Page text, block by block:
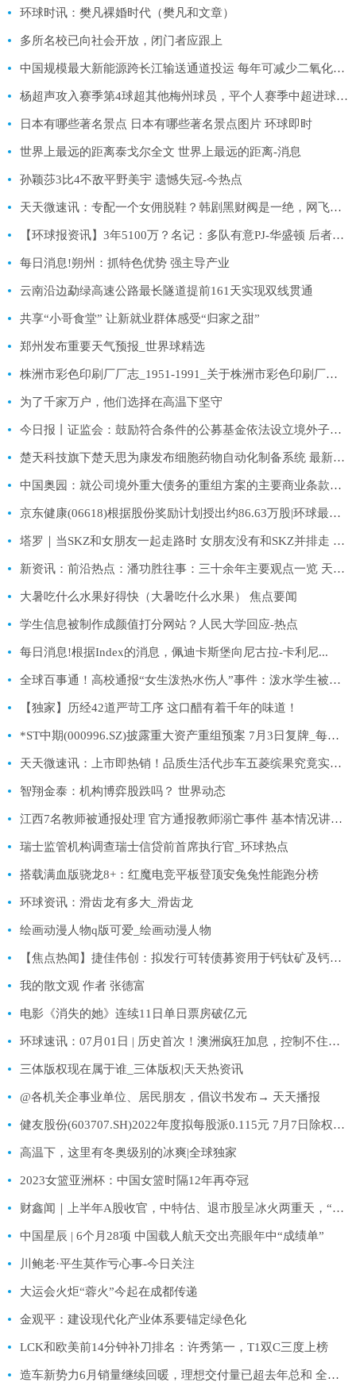
环球时讯：樊凡裸婚时代（樊凡和文章）
多所名校已向社会开放，闭门者应跟上
中国规模最大新能源跨长江输送通道投运 每年可减少二氧化碳排放1000万吨_每日看点
杨超声攻入赛季第4球超其他梅州球员，平个人赛季中超进球纪录|环球今头条
日本有哪些著名景点 日本有哪些著名景点图片 环球即时
世界上最远的距离泰戈尔全文 世界上最远的距离-消息
孙颖莎3比4不敌平野美宇 遗憾失冠-今热点
天天微速讯：专配一个女佣脱鞋？韩剧黑财阀是一绝，网飞也开始拍无脑爽剧了
【环球报资讯】3年5100万？名记：多队有意PJ-华盛顿 后者或签和八村类似的合同
每日消息!朔州：抓特色优势 强主导产业
云南沿边勐绿高速公路最长隧道提前161天实现双线贯通
共享“小哥食堂” 让新就业群体感受“归家之甜”
郑州发布重要天气预报_世界球精选
株洲市彩色印刷厂厂志_1951-1991_关于株洲市彩色印刷厂厂志_1951-1991概略 天天速读
为了千家万户，他们选择在高温下坚守
今日报丨证监会：鼓励符合条件的公募基金依法设立境外子公司
楚天科技旗下楚天思为康发布细胞药物自动化制备系统 最新快讯
中国奥园：就公司境外重大债务的重组方案的主要商业条款达成一致_每日热讯
京东健康(06618)根据股份奖励计划授出约86.63万股|环球最资讯
塔罗｜当SKZ和女朋友一起走路时 女朋友没有和SKZ并排走 自己走到了前面 SKZ的反应
新资讯：前沿热点：潘功胜往事：三十余年主要观点一览 天天信息_新动态
大暑吃什么水果好得快（大暑吃什么水果） 焦点要闻
学生信息被制作成颜值打分网站？人民大学回应-热点
每日消息!根据Index的消息，佩迪卡斯堡向尼古拉-卡利尼...
全球百事通！高校通报“女生泼热水伤人”事件：泼水学生被留校察看
【独家】历经42道严苛工序 这口醋有着千年的味道！
*ST中期(000996.SZ)披露重大资产重组预案 7月3日复牌_每日观察
天天微速讯：上市即热销！品质生活代步车五菱缤果究竟实力如何？先试再说
智翔金泰：机构博弈股跌吗？ 世界动态
江西7名教师被通报处理 官方通报教师溺亡事件 基本情况讲解 世界最新
瑞士监管机构调查瑞士信贷前首席执行官_环球热点
搭载满血版骁龙8+：红魔电竞平板登顶安兔兔性能跑分榜
环球资讯：滑齿龙有多大_滑齿龙
绘画动漫人物q版可爱_绘画动漫人物
【焦点热闻】捷佳伟创：拟发行可转债募资用于钙钛矿及钙钛矿叠层设备产业化等项目
我的散文观 作者 张德富
电影《消失的她》连续11日单日票房破亿元
环球速讯：07月01日 | 历史首次！澳洲疯狂加息，控制不住房价连涨17周！
三体版权现在属于谁_三体版权|天天热资讯
@各机关企事业单位、居民朋友，倡议书发布→ 天天播报
健友股份(603707.SH)2022年度拟每股派0.115元 7月7日除权除息
高温下，这里有冬奥级别的冰爽|全球独家
2023女篮亚洲杯：中国女篮时隔12年再夺冠
财鑫闻｜上半年A股收官，中特估、退市股呈冰火两重天，“七翻身”能否如期到来？_热闻
中国星辰 | 6个月28项 中国载人航天交出亮眼年中“成绩单”
川鲍老·平生莫作亏心事-今日关注
大运会火炬“蓉火”今起在成都传递
金观平：建设现代化产业体系要锚定绿色化
LCK和欧美前14分钟补刀排名：许秀第一，T1双C三度上榜
造车新势力6月销量继续回暖，理想交付量已超去年总和 全球播报